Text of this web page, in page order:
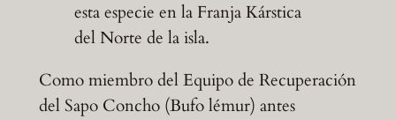
esta especie en la Franja Kárstica
del Norte de la isla.
Como miembro del Equipo de Recuperación
del Sapo Concho (Bufo lémur) antes